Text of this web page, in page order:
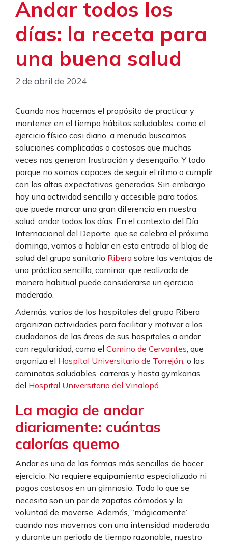
Andar todos los
días: la receta para
una buena salud
2 de abril de 2024
Cuando nos hacemos el propósito de practicar y
mantener en el tiempo hábitos saludables, como el
ejercicio físico casi diario, a menudo buscamos
soluciones complicadas o costosas que muchas
veces nos generan frustración y desengaño. Y todo
porque no somos capaces de seguir el ritmo o cumplir
con las altas expectativas generadas. Sin embargo,
hay una actividad sencilla y accesible para todos,
que puede marcar una gran diferencia en nuestra
salud: andar todos los días. En el contexto del Día
Internacional del Deporte, que se celebra el próximo
domingo, vamos a hablar en esta entrada al blog de
salud del grupo sanitario Ribera sobre las ventajas de
una práctica sencilla, caminar, que realizada de
manera habitual puede considerarse un ejercicio
moderado.
Además, varios de los hospitales del grupo Ribera
organizan actividades para facilitar y motivar a los
ciudadanos de las áreas de sus hospitales a andar
con regularidad, como el Camino de Cervantes, que
organiza el Hospital Universitario de Torrejón, o las
caminatas saludables, carreras y hasta gymkanas
del Hospital Universitario del Vinalopó.
La magia de andar
diariamente: cuántas
calorías quemo
Andar es una de las formas más sencillas de hacer
ejercicio. No requiere equipamiento especializado ni
pagos costosos en un gimnasio. Todo lo que se
necesita son un par de zapatos cómodos y la
voluntad de moverse. Además, “mágicamente”,
cuando nos movemos con una intensidad moderada
y durante un periodo de tiempo razonable, nuestro